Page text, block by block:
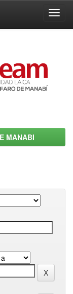
MANABI